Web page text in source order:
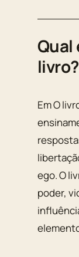
Qual
livro?
Em O
ego. O
poder,